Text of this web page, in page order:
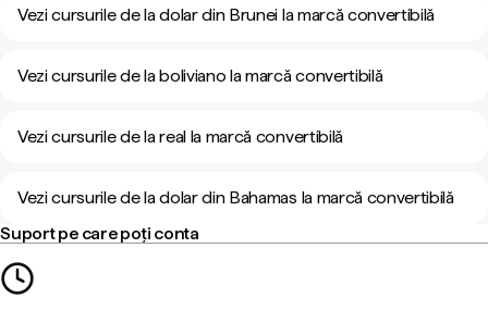
Vezi cursurile de la dolar din Brunei la marcă convertibilă
Vezi cursurile de la boliviano la marcă convertibilă
Vezi cursurile de la real la marcă convertibilă
Vezi cursurile de la dolar din Bahamas la marcă convertibilă
Suport pe care poți conta